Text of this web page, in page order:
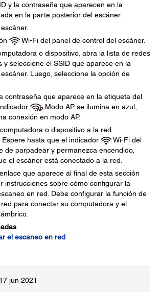
y la contraseña que aparecen en la
en la parte posterior del escáner.
Wi-Fi del panel de control del escáner.
o dispositivo, abra la lista de redes
y seleccione el SSID que aparece en la
Luego, seleccione la opción de
contraseña que aparece en la etiqueta del
Modo AP se ilumina en azul,
conexión en modo AP.
o dispositivo a la red
Espere hasta que el indicador
Wi-Fi del
de parpadear y permanezca encendido,
el escáner está conectado a la red.
que aparece al final de esta sección
instrucciones sobre cómo configurar la
en red. Debe configurar la función de
para conectar su computadora y el
el escaneo en red
jun 2021